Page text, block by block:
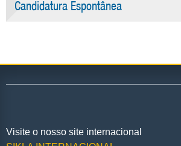
Candidatura Espontânea
Visite o nosso site internacional